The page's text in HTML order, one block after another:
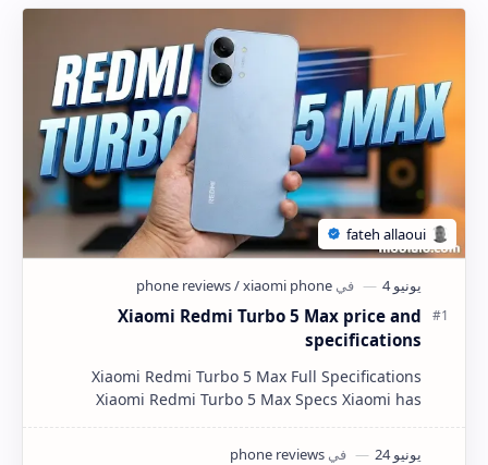
Xiaomi Redmi Turbo 5 Max price and
specifications
Xiaomi Redmi Turbo 5 Max Full Specifications
Xiaomi Redmi Turbo 5 Max Specs Xiaomi has